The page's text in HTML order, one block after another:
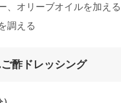
、オリーブオイルを加える
調える
酢ドレッシング